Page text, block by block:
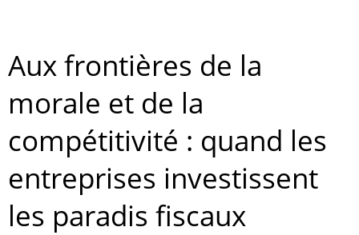
Aux frontières de la
morale et de la
compétitivité : quand les
entreprises investissent
les paradis fiscaux